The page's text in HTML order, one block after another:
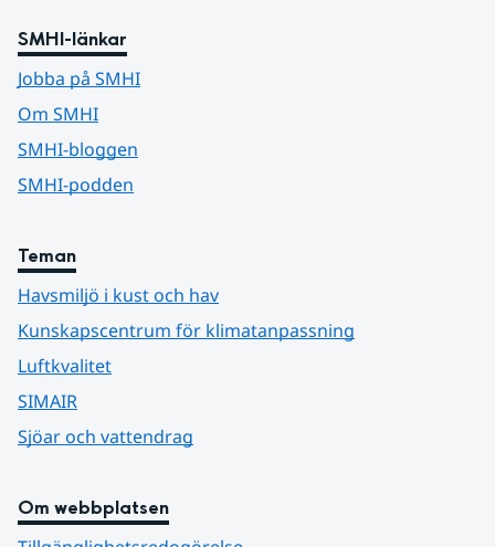
SMHI-länkar
Jobba på SMHI
Om SMHI
SMHI-bloggen
SMHI-podden
Teman
Havsmiljö i kust och hav
Kunskapscentrum för klimatanpassning
Luftkvalitet
SIMAIR
Sjöar och vattendrag
Om webbplatsen